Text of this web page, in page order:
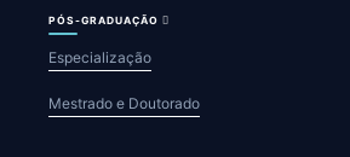
PÓS-GRADUAÇÃO
Especialização
Mestrado e Doutorado